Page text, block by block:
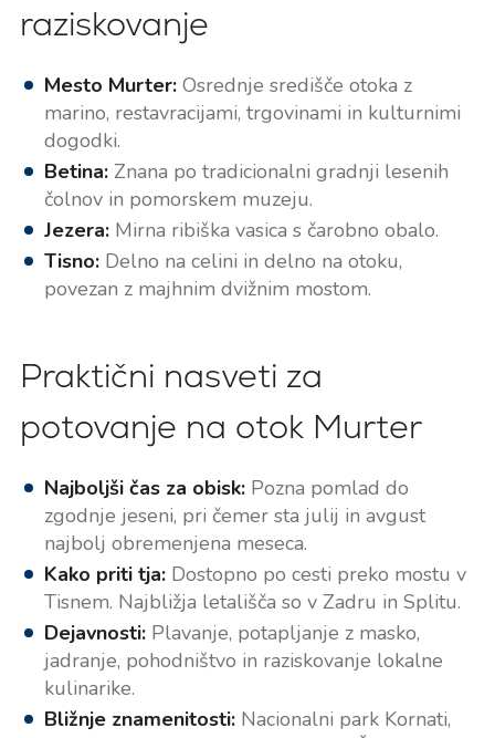
raziskovanje
Mesto Murter:Osrednje središče otoka z
marino, restavracijami, trgovinami in kulturnimi
dogodki.
Betina:Znana po tradicionalni gradnji lesenih
čolnov in pomorskem muzeju.
Jezera:Mirna ribiška vasica s čarobno obalo.
Tisno:Delno na celini in delno na otoku,
povezan z majhnim dvižnim mostom.
Praktični nasveti za
potovanje na otok Murter
Najboljši čas za obisk:Pozna pomlad do
zgodnje jeseni, pri čemer sta julij in avgust
najbolj obremenjena meseca.
Kako priti tja:Dostopno po cesti preko mostu v
Tisnem. Najbližja letališča so v Zadru in Splitu.
Dejavnosti:Plavanje, potapljanje z masko,
jadranje, pohodništvo in raziskovanje lokalne
kulinarike.
Bližnje znamenitosti:Nacionalni park Kornati,